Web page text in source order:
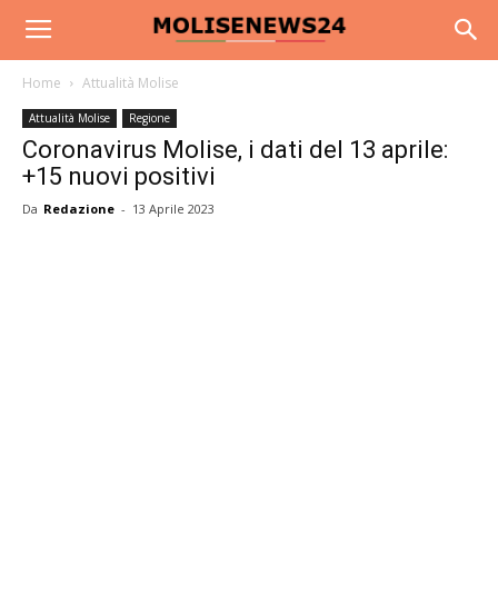
Home Attualità Molise
Attualità Molise Regione
Coronavirus Molise, i dati del 13 aprile:
+15 nuovi positivi
Da Redazione - 13 Aprile 2023